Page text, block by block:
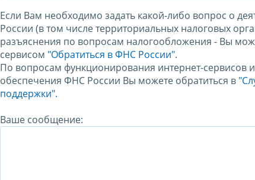
Если Вам необходимо задать какой-либо вопрос о
России (в том числе территориальных налоговых
разъяснения по вопросам налогообложения - Вы
сервисом "Обратиться в ФНС России".
По вопросам функционирования интернет-сервисов
обеспечения ФНС России Вы можете обратиться в
поддержки".
Ваше сообщение: